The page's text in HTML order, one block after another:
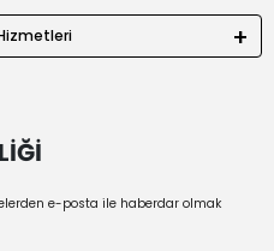
e-posta ile haberdar olmak